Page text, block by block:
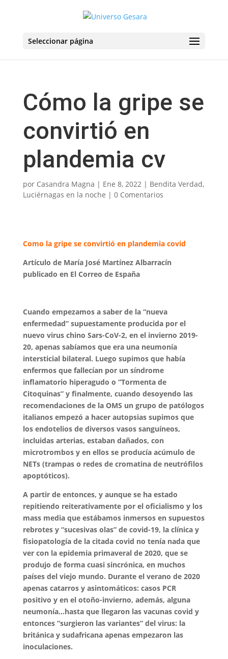
Seleccionar página
Cómo la gripe se
convirtió en
plandemia cv
por Casandra Magna | Ene 8, 2022| Bendita Verdad,
Luciérnagas en la noche | 0 Comentarios
Como la gripe se convirtió en plandemia covid
Artículo de María José Martínez Albarracín
publicado en El Correo de España
Cuando empezamos a saber de la “nueva
enfermedad” supuestamente producida por el
nuevo virus chino Sars-CoV-2, en el invierno 2019-
20, apenas sabíamos que era una neumonía
intersticial bilateral. Luego supimos que había
enfermos que fallecían por un síndrome
inflamatorio hiperagudo o “Tormenta de
Citoquinas” y finalmente, cuando desoyendo las
recomendaciones de la OMS un grupo de patólogos
italianos empezó a hacer autopsias supimos que
los endotelios de diversos vasos sanguíneos,
incluidas arterias, estaban dañados, con
microtrombos y en ellos se producía acúmulo de
NETs (trampas o redes de cromatina de neutrófilos
apoptóticos).
A partir de entonces, y aunque se ha estado
repitiendo reiterativamente por el oficialismo y los
mass media que estábamos inmersos en supuestos
rebrotes y “sucesivas olas” de covid-19, la clínica y
fisiopatología de la citada covid no tenía nada que
ver con la epidemia primaveral de 2020, que se
produjo de forma cuasi sincrónica, en muchos
países del viejo mundo. Durante el verano de 2020
apenas catarros y asintomáticos: casos PCR
positivo y en el otoño-invierno, además, alguna
neumonía…hasta que llegaron las vacunas covid y
entonces “surgieron las variantes” del virus: la
británica y sudafricana apenas empezaron las
inoculaciones.